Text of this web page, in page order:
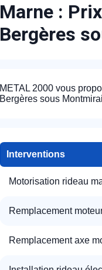
Marne :
Bergères
METAL 2000 vous
Bergères sous Montmirail
Interventions
Motorisation rideau
Remplacement
Remplacement axe
Rappel
Nous
votre